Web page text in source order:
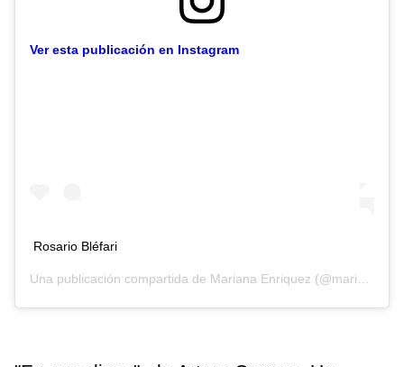
Ver esta publicación en Instagram
Rosario Bléfari
Una publicación compartida de Mariana Enriquez (@marianaenriquez1973) el